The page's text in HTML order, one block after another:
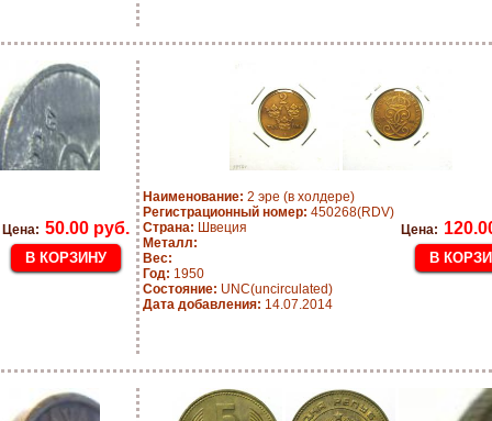
Цена: 50.00 руб.
Наименование: 2 эре (в холдере)
Регистрационный номер: 450268(RDV)
Страна: Швеция
Металл:
Вес:
Год: 1950
Состояние: UNC(uncirculated)
Дата добавления: 14.07.2014
Цена: